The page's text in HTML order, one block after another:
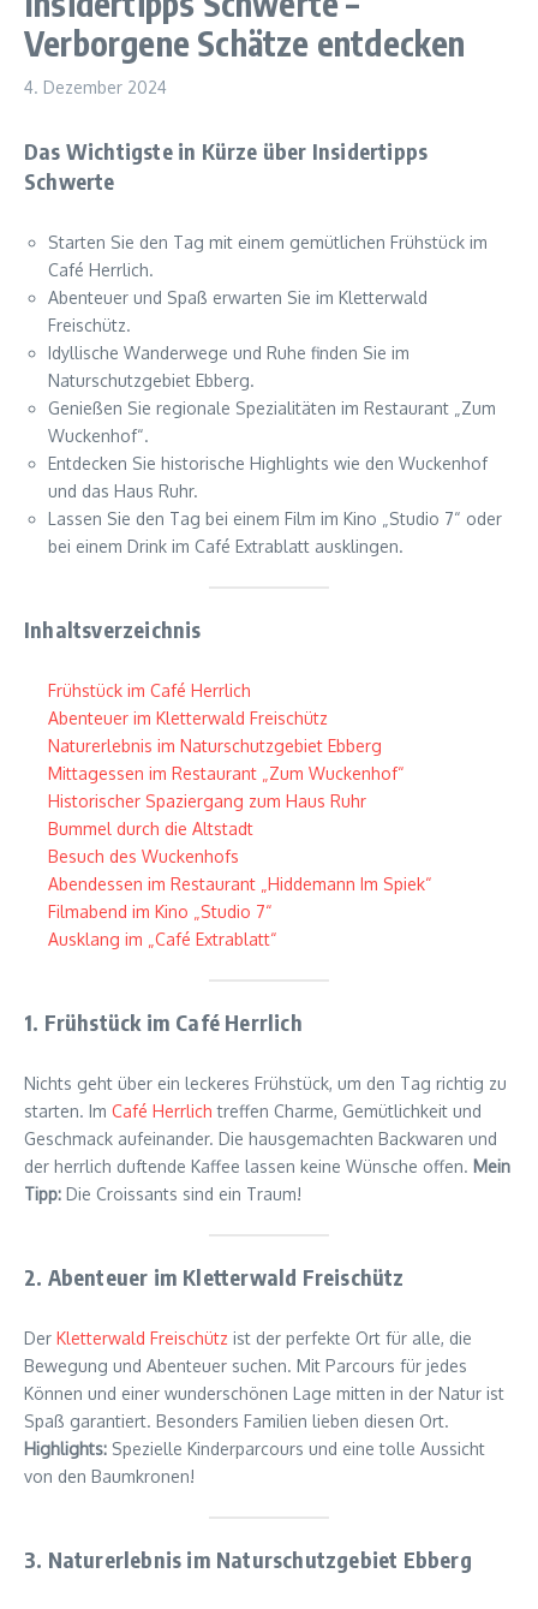
Verborgene Schätze entdecken
4. Dezember 2024
Das Wichtigste in Kürze über Insidertipps
Schwerte
Starten Sie den Tag mit einem gemütlichen Frühstück im
Café Herrlich.
Abenteuer und Spaß erwarten Sie im Kletterwald
Freischütz.
Idyllische Wanderwege und Ruhe finden Sie im
Naturschutzgebiet Ebberg.
Genießen Sie regionale Spezialitäten im Restaurant „Zum
Wuckenhof“.
Entdecken Sie historische Highlights wie den Wuckenhof
und das Haus Ruhr.
Lassen Sie den Tag bei einem Film im Kino „Studio 7“ oder
bei einem Drink im Café Extrablatt ausklingen.
Inhaltsverzeichnis
Frühstück im Café Herrlich
Abenteuer im Kletterwald Freischütz
Naturerlebnis im Naturschutzgebiet Ebberg
Mittagessen im Restaurant „Zum Wuckenhof“
Historischer Spaziergang zum Haus Ruhr
Bummel durch die Altstadt
Besuch des Wuckenhofs
Abendessen im Restaurant „Hiddemann Im Spiek“
Filmabend im Kino „Studio 7“
Ausklang im „Café Extrablatt“
1. Frühstück im Café Herrlich
Nichts geht über ein leckeres Frühstück, um den Tag richtig zu
starten. Im Café Herrlich treffen Charme, Gemütlichkeit und
Geschmack aufeinander. Die hausgemachten Backwaren und
der herrlich duftende Kaffee lassen keine Wünsche offen. Mein
Tipp: Die Croissants sind ein Traum!
2. Abenteuer im Kletterwald Freischütz
Der Kletterwald Freischütz ist der perfekte Ort für alle, die
Bewegung und Abenteuer suchen. Mit Parcours für jedes
Können und einer wunderschönen Lage mitten in der Natur ist
Spaß garantiert. Besonders Familien lieben diesen Ort.
Highlights: Spezielle Kinderparcours und eine tolle Aussicht
von den Baumkronen!
3. Naturerlebnis im Naturschutzgebiet Ebberg